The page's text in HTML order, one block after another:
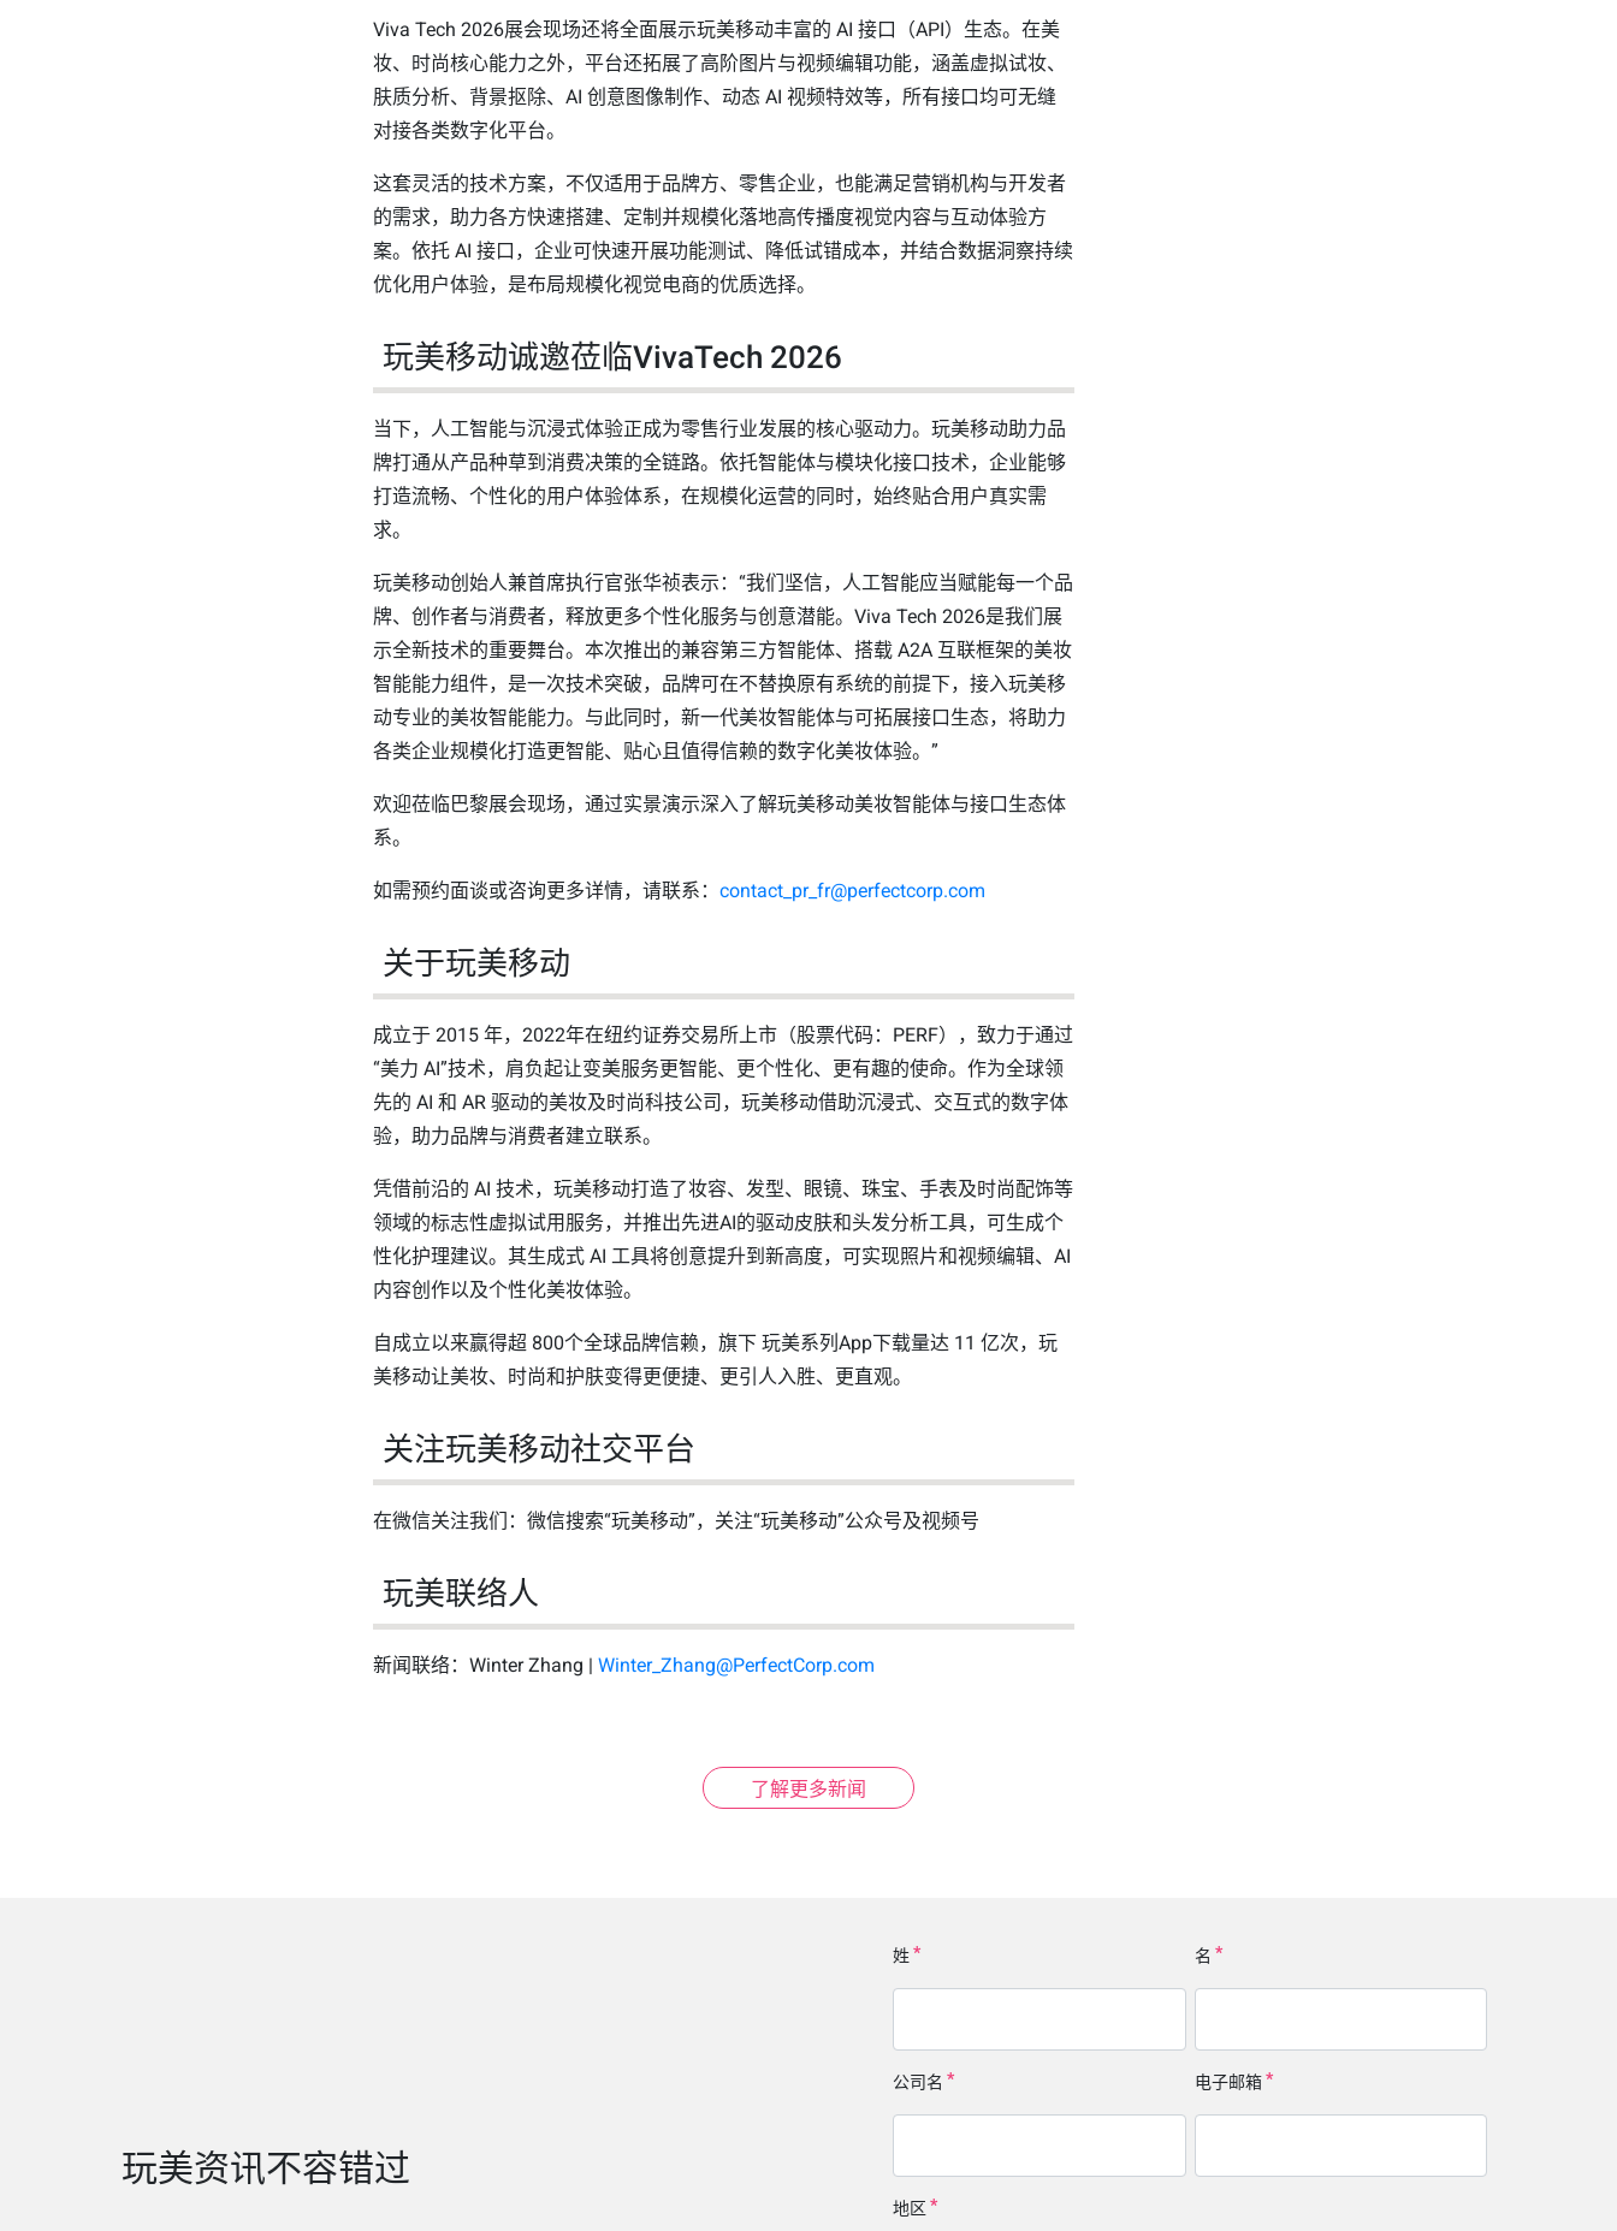
Viva Tech 2026展会现场还将全面展示玩美移动丰富的 AI 接口（API）生态。在美
妆、时尚核心能力之外，平台还拓展了高阶图片与视频编辑功能，涵盖虚拟试妆、
肤质分析、背景抠除、AI 创意图像制作、动态 AI 视频特效等，所有接口均可无缝
对接各类数字化平台。
这套灵活的技术方案，不仅适用于品牌方、零售企业，也能满足营销机构与开发者
的需求，助力各方快速搭建、定制并规模化落地高传播度视觉内容与互动体验方
案。依托 AI 接口，企业可快速开展功能测试、降低试错成本，并结合数据洞察持续
优化用户体验，是布局规模化视觉电商的优质选择。
玩美移动诚邀莅临VivaTech 2026
当下，人工智能与沉浸式体验正成为零售行业发展的核心驱动力。玩美移动助力品
牌打通从产品种草到消费决策的全链路。依托智能体与模块化接口技术，企业能够
打造流畅、个性化的用户体验体系，在规模化运营的同时，始终贴合用户真实需
求。
玩美移动创始人兼首席执行官张华祯表示：“我们坚信，人工智能应当赋能每一个品
牌、创作者与消费者，释放更多个性化服务与创意潜能。Viva Tech 2026是我们展
示全新技术的重要舞台。本次推出的兼容第三方智能体、搭载 A2A 互联框架的美妆
智能能力组件，是一次技术突破，品牌可在不替换原有系统的前提下，接入玩美移
动专业的美妆智能能力。与此同时，新一代美妆智能体与可拓展接口生态，将助力
各类企业规模化打造更智能、贴心且值得信赖的数字化美妆体验。”
欢迎莅临巴黎展会现场，通过实景演示深入了解玩美移动美妆智能体与接口生态体
系。
如需预约面谈或咨询更多详情，请联系：contact_pr_fr@perfectcorp.com
关于玩美移动
成立于 2015 年，2022年在纽约证券交易所上市（股票代码：PERF），致力于通过
“美力 AI”技术，肩负起让变美服务更智能、更个性化、更有趣的使命。作为全球领
先的 AI 和 AR 驱动的美妆及时尚科技公司，玩美移动借助沉浸式、交互式的数字体
验，助力品牌与消费者建立联系。
凭借前沿的 AI 技术，玩美移动打造了妆容、发型、眼镜、珠宝、手表及时尚配饰等
领域的标志性虚拟试用服务，并推出先进AI的驱动皮肤和头发分析工具，可生成个
性化护理建议。其生成式 AI 工具将创意提升到新高度，可实现照片和视频编辑、AI
内容创作以及个性化美妆体验。
自成立以来赢得超 800个全球品牌信赖，旗下 玩美系列App下载量达 11 亿次，玩
美移动让美妆、时尚和护肤变得更便捷、更引人入胜、更直观。
关注玩美移动社交平台
在微信关注我们：微信搜索“玩美移动”，关注“玩美移动”公众号及视频号
玩美联络人
新闻联络：Winter Zhang |Winter_Zhang@PerfectCorp.com
了解更多新闻
玩美资讯不容错过
姓 名
公司名 电子邮箱
地区